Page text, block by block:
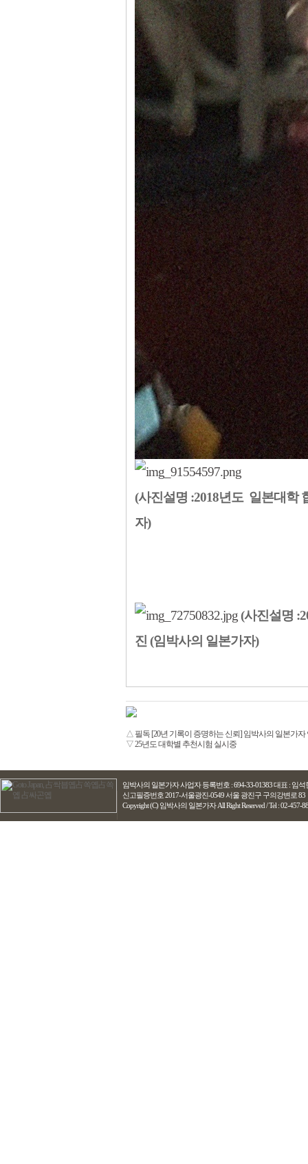
(사진설명 :2018년도 일본대학
자)
(사진설명
진 (임박사의 일본가자)
△ 필독 [20년 기록이 증명하는 신뢰] 임박사의 일본가
▽25년도 대학별 추천시험 실시중
임박사의 일본가자사업자 등록번호 : 694-33-01383 대표 : 임
신고필증번호 2017-서울광진-0549 서울 광진구 구의강변로 83
Copyright (C) 임박사의 일본가자 All Right Reserved / Tel : 02-457-